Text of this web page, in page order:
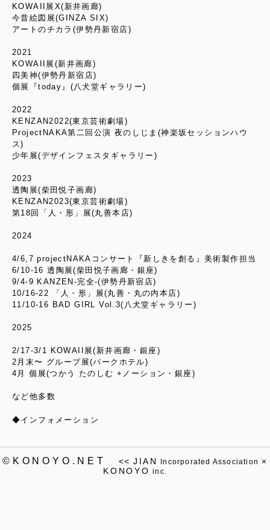
KOWAII展X(新井画廊)
今昔絵図展(GINZA SIX)
アートのチカラ(伊勢丹新宿店)
2021
KOWAII展(新井画廊)
四美神(伊勢丹新宿店)
個展『today』(八犬堂ギャラリー)
2022
KENZAN2022(東京芸術劇場)
ProjectNAKA第二回公演 夜のしじま(神楽坂セッションハウ
ス)
少年展(デザインフェスタギャラリー)
2023
透陶展(柴田悦子画廊)
KENZAN2023(東京芸術劇場)
第18回「人・形」展(丸善本店)
2024
4/6,7 projectNAKAコンサート『新しきを創る』美術製作担当
6/10-16 透陶展(柴田悦子画廊・銀座)
9/4-9 KANZEN-完全-(伊勢丹新宿店)
10/16-22 「人・形」展(丸善・丸の内本店)
11/10-16 BAD GIRL Vol.3(八犬堂ギャラリー)
2025
2/17-3/1 KOWAII展(新井画廊・銀座)
2月末〜 グループ展(パークホテル)
4月 個展(つかう たのしむ +ノーション・銀座)
など他多数
◆インフォメーション
©KONOYO.NET << JIAN Incorporated Association ×
KONOYO inc.